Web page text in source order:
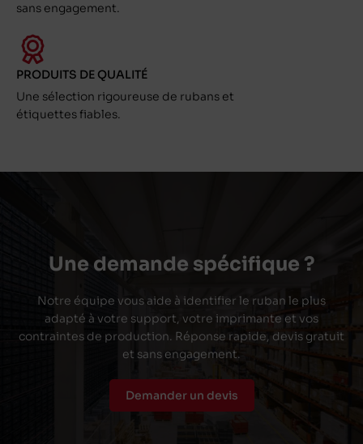
sans engagement.
PRODUITS DE QUALITÉ
Une sélection rigoureuse de rubans et
étiquettes fiables.
Une demande spécifique ?
Notre équipe vous aide à identifier le ruban le plus
adapté à votre support, votre imprimante et vos
contraintes de production. Réponse rapide, devis gratuit
et sans engagement.
Demander un devis